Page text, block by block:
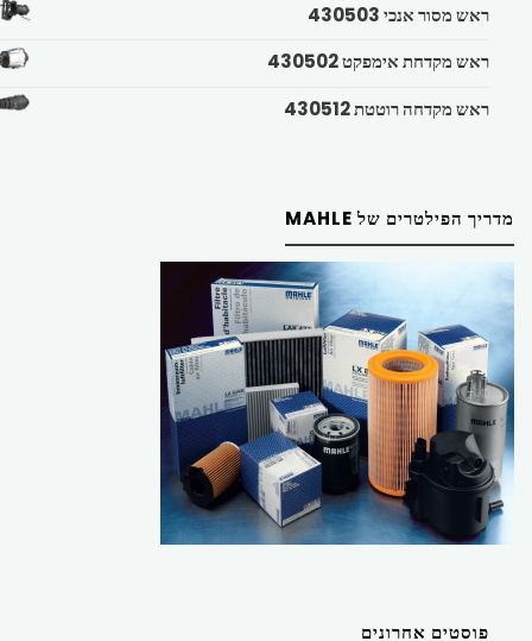
ראש מסור אנכי 430503
ראש מקדחת אימפקט 430502
ראש מקדחה רוטטת 430512
מדריך הפילטרים של MAHLE
פוסטים אחרונים